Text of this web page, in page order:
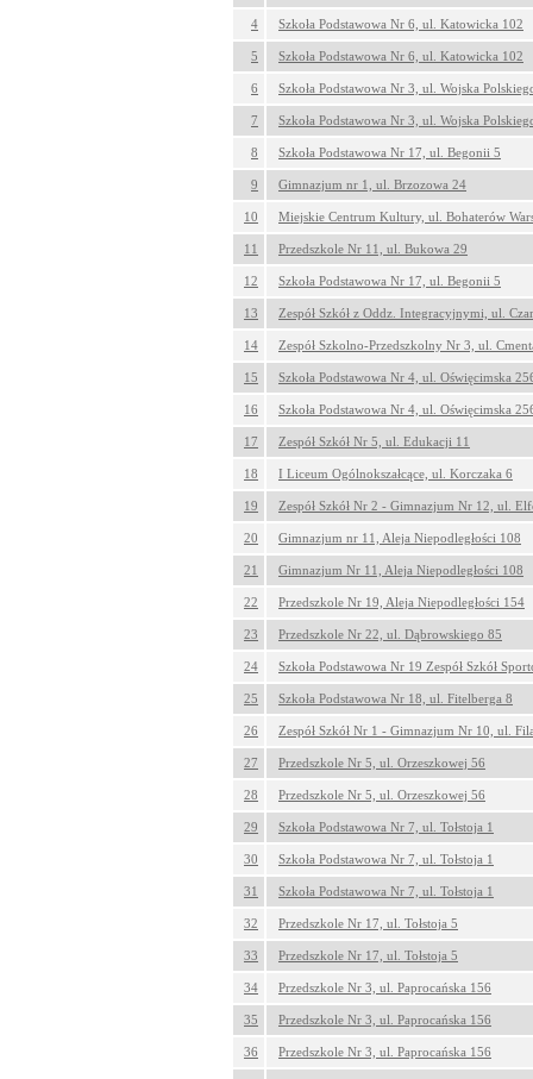
4 Szkoła Podstawowa Nr 6, ul. Katowicka 102
5 Szkoła Podstawowa Nr 6, ul. Katowicka 102
6 Szkoła Podstawowa Nr 3, ul. Wojska
7 Szkoła Podstawowa Nr 3, ul. Wojska
8 Szkoła Podstawowa Nr 17, ul. Begonii 5
9 Gimnazjum nr 1, ul. Brzozowa 24
10 Miejskie Centrum Kultury, ul. Bohaterów
11 Przedszkole Nr 11, ul. Bukowa 29
12 Szkoła Podstawowa Nr 17, ul. Begonii 5
13 Zespół Szkół z Oddz. Integracyjnymi, ul.
14 Zespół Szkolno-Przedszkolny Nr 3, ul.
15 Szkoła Podstawowa Nr 4, ul. Oświęcimska
16 Szkoła Podstawowa Nr 4, ul. Oświęcimska
17 Zespół Szkół Nr 5, ul. Edukacji 11
18 I Liceum Ogólnokszałcące, ul. Korczaka 6
19 Zespół Szkół Nr 2 - Gimnazjum Nr 12, ul.
20 Gimnazjum nr 11, Aleja Niepodległości 108
21 Gimnazjum Nr 11, Aleja Niepodległości 108
22 Przedszkole Nr 19, Aleja Niepodległości 154
23 Przedszkole Nr 22, ul. Dąbrowskiego 85
24 Szkoła Podstawowa Nr 19 Zespół Szkół
25 Szkoła Podstawowa Nr 18, ul. Fitelberga 8
26 Zespół Szkół Nr 1 - Gimnazjum Nr 10, ul.
27 Przedszkole Nr 5, ul. Orzeszkowej 56
28 Przedszkole Nr 5, ul. Orzeszkowej 56
29 Szkoła Podstawowa Nr 7, ul. Tołstoja 1
30 Szkoła Podstawowa Nr 7, ul. Tołstoja 1
31 Szkoła Podstawowa Nr 7, ul. Tołstoja 1
32 Przedszkole Nr 17, ul. Tołstoja 5
33 Przedszkole Nr 17, ul. Tołstoja 5
34 Przedszkole Nr 3, ul. Paprocańska 156
35 Przedszkole Nr 3, ul. Paprocańska 156
36 Przedszkole Nr 3, ul. Paprocańska 156